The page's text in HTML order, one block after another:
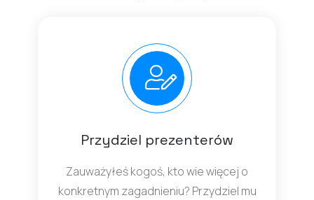
Przydziel prezenterów
Zauważyłeś kogoś, kto wie więcej o
konkretnym zagadnieniu? Przydziel mu